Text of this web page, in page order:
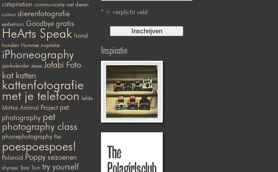
catspiration communicatie met dieren
cursus dierenfotografie
eerbetoon Goodbye gratis
HeArts Speak hond
honden Hummie inspiratie
iPhoneography
jaarkalender Jesse Jofabi Foto
kat katten
kattenfotografie
met je telefoon liefde
Mirtos Animal Project pet
photography pet
photography class
phonephotography Piet
poespoespoes!
Polaroid Poppy seizoenen
shyness Tara Tom try yourself
* = verplicht veld
Inspiratie